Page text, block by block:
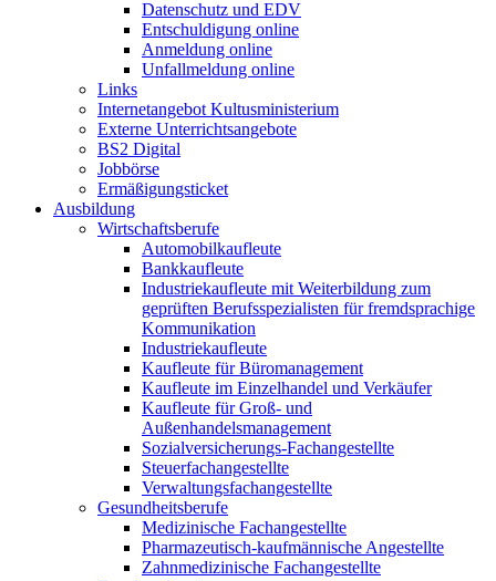
Datenschutz und EDV
Entschuldigung online
Anmeldung online
Unfallmeldung online
Links
Internetangebot Kultusministerium
Externe Unterrichtsangebote
BS2 Digital
Jobbörse
Ermäßigungsticket
Ausbildung
Wirtschaftsberufe
Automobilkaufleute
Bankkaufleute
Industriekaufleute mit Weiterbildung zum
geprüften Berufsspezialisten für fremdsprachige
Kommunikation
Industriekaufleute
Kaufleute für Büromanagement
Kaufleute im Einzelhandel und Verkäufer
Kaufleute für Groß- und
Außenhandelsmanagement
Sozialversicherungs-Fachangestellte
Steuerfachangestellte
Verwaltungsfachangestellte
Gesundheitsberufe
Medizinische Fachangestellte
Pharmazeutisch-kaufmännische Angestellte
Zahnmedizinische Fachangestellte